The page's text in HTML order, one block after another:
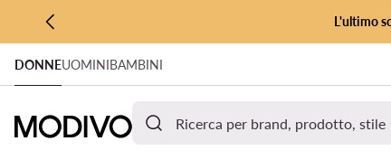
VAI AL CONTENUTO PRINCIPALE
VAI ALLA RICERCA
L'ultimo
DONNEUOMINIBAMBINI